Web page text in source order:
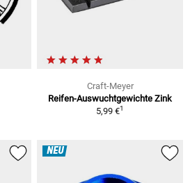
Craft-Meyer
Reifen-Auswuchtgewichte Zink
5,99 €1
NEU